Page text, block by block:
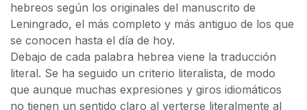
hebreos según los originales del manuscrito de
Leningrado, el más completo y más antiguo de los que
se conocen hasta el día de hoy.
Debajo de cada palabra hebrea viene la traducción
literal. Se ha seguido un criterio literalista, de modo
que aunque muchas expresiones y giros idiomáticos
no tienen un sentido claro al verterse literalmente al